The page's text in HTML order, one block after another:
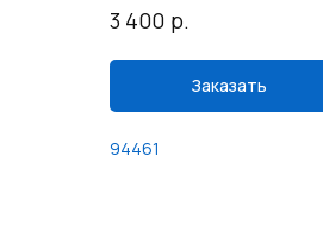
3 400 р.
Заказать
94461